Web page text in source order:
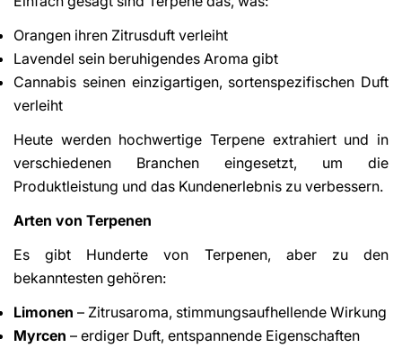
Orangen ihren Zitrusduft verleiht
Lavendel sein beruhigendes Aroma gibt
Cannabis seinen einzigartigen, sortenspezifischen Duft
verleiht
Heute werden hochwertige Terpene extrahiert und in
verschiedenen Branchen eingesetzt, um die
Produktleistung und das Kundenerlebnis zu verbessern.
Arten von Terpenen
Es gibt Hunderte von Terpenen, aber zu den
bekanntesten gehören:
Limonen – Zitrusaroma, stimmungsaufhellende Wirkung
Myrcen – erdiger Duft, entspannende Eigenschaften